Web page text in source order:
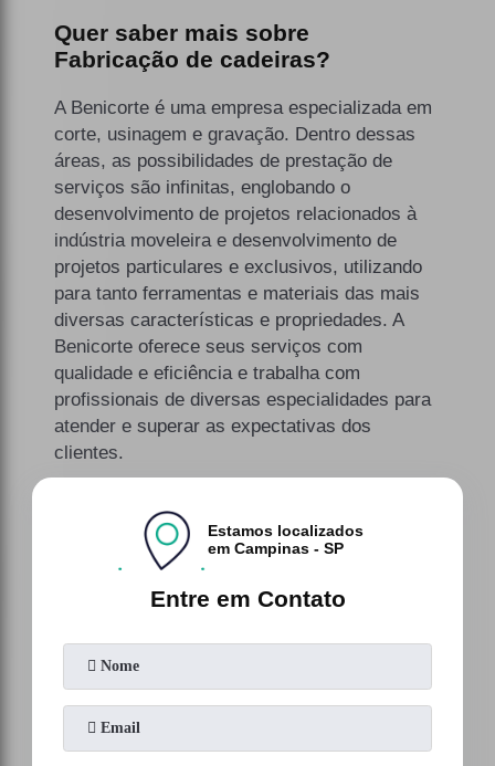
Quer saber mais sobre
Fabricação de cadeiras?
A Benicorte é uma empresa especializada em
corte, usinagem e gravação. Dentro dessas
áreas, as possibilidades de prestação de
serviços são infinitas, englobando o
desenvolvimento de projetos relacionados à
indústria moveleira e desenvolvimento de
projetos particulares e exclusivos, utilizando
para tanto ferramentas e materiais das mais
diversas características e propriedades. A
Benicorte oferece seus serviços com
qualidade e eficiência e trabalha com
profissionais de diversas especialidades para
atender e superar as expectativas dos
clientes.
Entre em Contato
Estamos localizados
em Campinas - SP